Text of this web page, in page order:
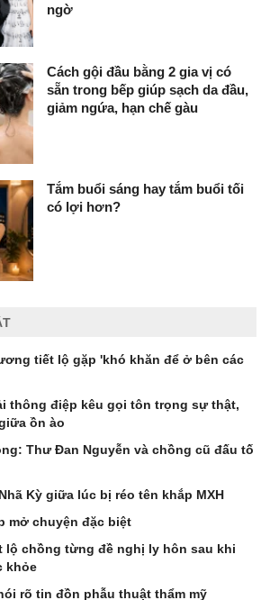
ngờ
Cách gội đầu bằng 2 gia vị có
sẵn trong bếp giúp sạch da đầu,
giảm ngứa, hạn chế gàu
Tắm buổi sáng hay tắm buổi tối
có lợi hơn?
tiết lộ gặp 'khó khăn để ở bên các
thông điệp kêu gọi tôn trọng sự thật,
ồn ào
Thư Đan Nguyễn và chồng cũ đấu tố
Kỳ giữa lúc bị réo tên khắp MXH
mở chuyện đặc biệt
lộ chồng từng đề nghị ly hôn sau khi
khỏe
rõ tin đồn phẫu thuật thẩm mỹ